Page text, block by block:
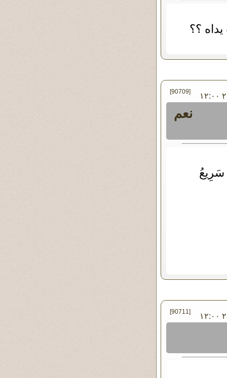
؟؟
في الأربعاء ٠٣ - أبريل - ٢٠١٩ ١٢:٠٠ [90709]
نعم
سَرِيعُ
في الخميس ٠٤ - أبريل - ٢٠١٩ ١٢:٠٠ [90711]